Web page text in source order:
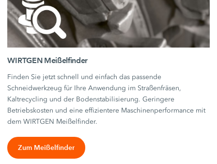
WIRTGEN Meißelfinder
Finden Sie jetzt schnell und einfach das passende
Schneidwerkzeug für Ihre Anwendung im Straßenfräsen,
Kaltrecycling und der Bodenstabilisierung. Geringere
Betriebskosten und eine effizientere Maschinenperformance mit
dem WIRTGEN Meißelfinder.
Zum Meißelfinder